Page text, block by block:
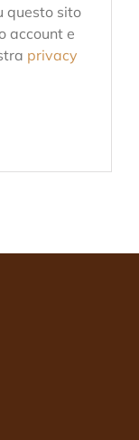
questo sito
account e
privacy